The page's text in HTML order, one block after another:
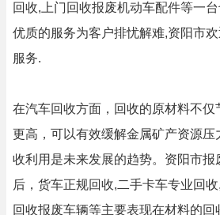
回收,上门回收报废机动车配件等一
优质的服务为客户排忧解难,资阳市
服务.
在汽车回收方面，回收的原材料不
更高，可以有效缓解金属矿产资源压
收利用是未来发展的趋势。资阳市报
后，货车正规回收,二手卡车专业回
回收报废车辆等主要表现在材料的回